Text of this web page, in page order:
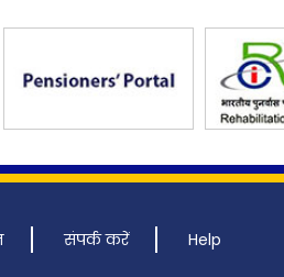
संपर्क करें Help